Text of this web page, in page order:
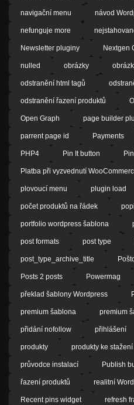
navigační menu návod
nefunguje more
Newsletter pluginy Nextgen
nulled obrázky
odstranění html tagů
odstranění řazení produktů
Open Graph page builder
parrent page id Payments
PHP4 Pin It button
Platba při vyzvednutí
plovoucí menu plugin load
počet produktů na řádek
portfolio wordpress šablona
post formats post type
post_type_archive_title
Posts 2 posts Powermag
překlad šablony Wordpress
premium šablona premium
přidání nofollow přihlášení
produkty produkty ke stažení
průvodce instalací Publish
řazení produktů realitní
Recent pins widget refresh